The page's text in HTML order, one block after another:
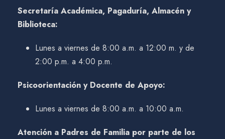
Secretaría Académica, Pagaduría, Almacén y
Biblioteca:
Lunes a viernes de 8:00 a.m. a 12:00 m. y de
2:00 p.m. a 4:00 p.m.
Psicoorientación y Docente de Apoyo:
Lunes a viernes de 8:00 a.m. a 10:00 a.m.
Atención a Padres de Familia por parte de los